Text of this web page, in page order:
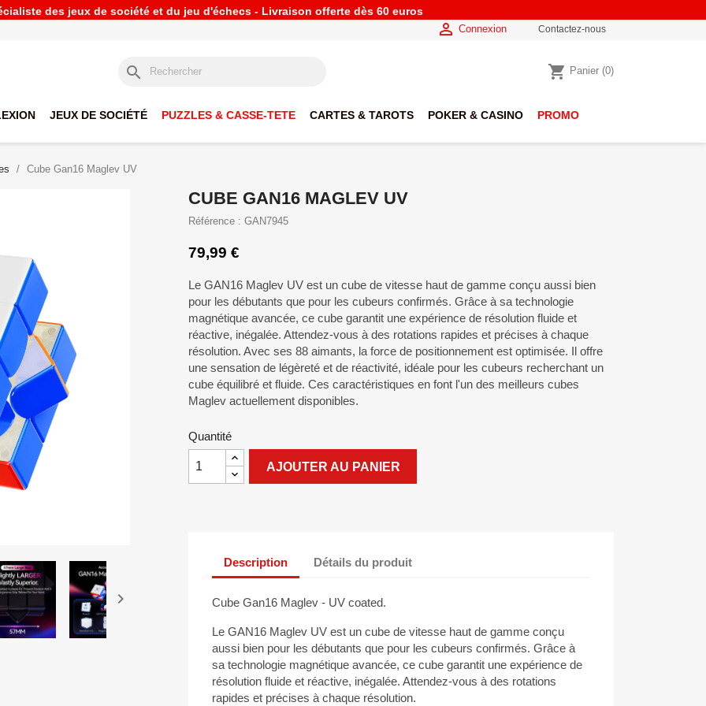
des jeux de société et du jeu d'échecs - Livraison offerte dès 60 euros
 Connexion Contactez-nous
search shopping_cart Panier (0)
JEUX DE SOCIÉTÉ PUZZLES & CASSE-TETE CARTES & TAROTS POKER & CASINO PROMO
Cube Gan16 Maglev UV

CUBE GAN16 MAGLEV UV
Référence : GAN7945
79,99 €
Le GAN16 Maglev UV est un cube de vitesse haut de gamme conçu aussi bien
pour les débutants que pour les cubeurs confirmés. Grâce à sa technologie
magnétique avancée, ce cube garantit une expérience de résolution fluide et
réactive, inégalée. Attendez-vous à des rotations rapides et précises à chaque
résolution. Avec ses 88 aimants, la force de positionnement est optimisée. Il offre
une sensation de légèreté et de réactivité, idéale pour les cubeurs recherchant un
cube équilibré et fluide. Ces caractéristiques en font l'un des meilleurs cubes
Maglev actuellement disponibles.
Quantité
AJOUTER AU PANIER
Description Détails du produit
Cube Gan16 Maglev - UV coated.
Le GAN16 Maglev UV est un cube de vitesse haut de gamme conçu
aussi bien pour les débutants que pour les cubeurs confirmés. Grâce à
sa technologie magnétique avancée, ce cube garantit une expérience de
résolution fluide et réactive, inégalée. Attendez-vous à des rotations
rapides et précises à chaque résolution.